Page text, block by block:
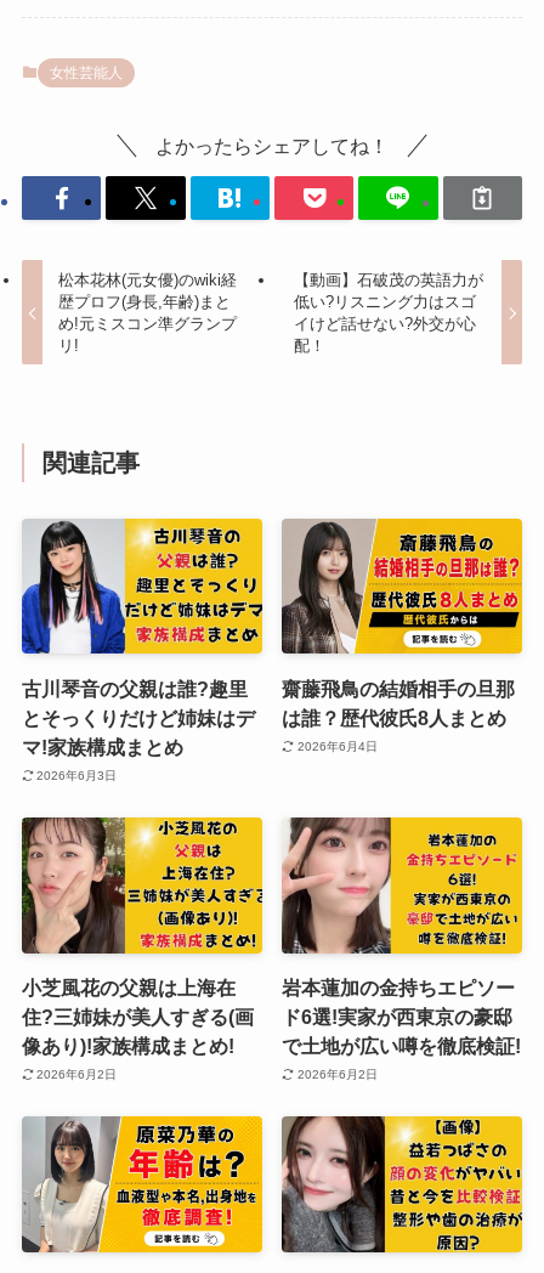
女性芸能人
よかったらシェアしてね！
松本花林(元女優)のwiki経
歴プロフ(身長,年齢)まと
め!元ミスコン準グランプ
リ!
【動画】石破茂の英語力が
低い?リスニング力はスゴ
イけど話せない?外交が心
配！
関連記事
古川琴音の父親は誰?趣里
とそっくりだけど姉妹はデ
マ!家族構成まとめ
2026年6月3日
齋藤飛鳥の結婚相手の旦那
は誰？歴代彼氏8人まとめ
2026年6月4日
小芝風花の父親は上海在
住?三姉妹が美人すぎる(画
像あり)!家族構成まとめ!
2026年6月2日
岩本蓮加の金持ちエピソー
ド6選!実家が西東京の豪邸
で土地が広い噂を徹底検証!
2026年6月2日